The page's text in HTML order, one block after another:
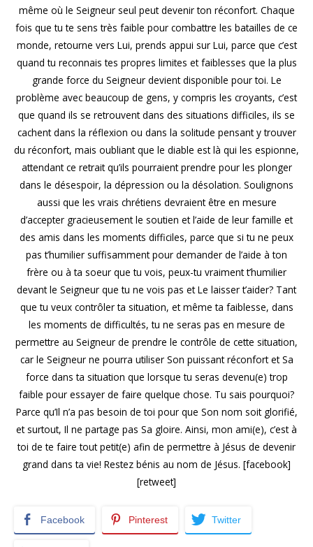
même où le Seigneur seul peut devenir ton réconfort. Chaque
fois que tu te sens très faible pour combattre les batailles de ce
monde, retourne vers Lui, prends appui sur Lui, parce que c’est
quand tu reconnais tes propres limites et faiblesses que la plus
grande force du Seigneur devient disponible pour toi. Le
problème avec beaucoup de gens, y compris les croyants, c’est
que quand ils se retrouvent dans des situations difficiles, ils se
cachent dans la réflexion ou dans la solitude pensant y trouver
du réconfort, mais oubliant que le diable est là qui les espionne,
attendant ce retrait qu’ils pourraient prendre pour les plonger
dans le désespoir, la dépression ou la désolation. Soulignons
aussi que les vrais chrétiens devraient être en mesure
d’accepter gracieusement le soutien et l’aide de leur famille et
des amis dans les moments difficiles, parce que si tu ne peux
pas t’humilier suffisamment pour demander de l’aide à ton
frère ou à ta soeur que tu vois, peux-tu vraiment t’humilier
devant le Seigneur que tu ne vois pas et Le laisser t’aider? Tant
que tu veux contrôler ta situation, et même ta faiblesse, dans
les moments de difficultés, tu ne seras pas en mesure de
permettre au Seigneur de prendre le contrôle de cette situation,
car le Seigneur ne pourra utiliser Son puissant réconfort et Sa
force dans ta situation que lorsque tu seras devenu(e) trop
faible pour essayer de faire quelque chose. Tu sais pourquoi?
Parce qu’Il n’a pas besoin de toi pour que Son nom soit glorifié,
et surtout, Il ne partage pas Sa gloire. Ainsi, mon ami(e), c’est à
toi de te faire tout petit(e) afin de permettre à Jésus de devenir
grand dans ta vie! Restez bénis au nom de Jésus. [facebook]
[retweet]
Facebook Pinterest Twitter